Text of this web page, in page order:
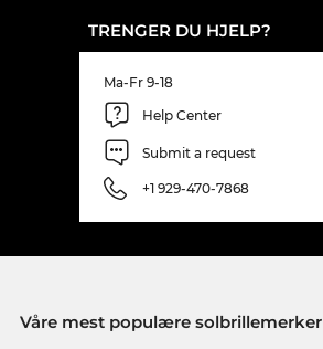
TRENGER DU HJELP?
Ma-Fr 9-18
Help Center
Submit a request
+1 929-470-7868
Våre mest populære solbrillemerker